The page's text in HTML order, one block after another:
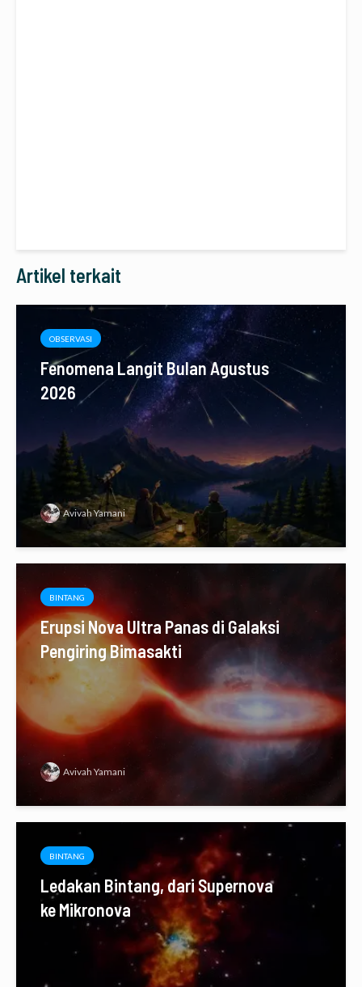
Artikel terkait
OBSERVASI
Fenomena Langit Bulan Agustus
2026
Avivah Yamani
BINTANG
Erupsi Nova Ultra Panas di Galaksi
Pengiring Bimasakti
Avivah Yamani
BINTANG
Ledakan Bintang, dari Supernova
ke Mikronova